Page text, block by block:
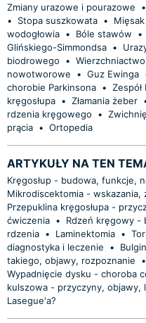
Zmiany urazowe i pourazowe •
•
Stopa suszkowata •
wodogłowia • Bóle stawów •
Glińskiego-Simmondsa •
biodrowego
• Wierzchniactwo
nowotworowe
• Guz Ewinga
chorobie Parkinsona •
kręgosłupa • Złamania żeber
rdzenia kręgowego
•
prącia • Ortopedia
ARTYKUŁY NA TEN
Kręgosłup - budowa, funkcje,
Mikrodiscektomia - wskazania,
Przepuklina kręgosłupa -
ćwiczenia •
Rdzeń kręgowy -
rdzenia • Laminektomia •
diagnostyka i leczenie
•
takiego, objawy, rozpoznanie
•
Wypadnięcie dysku - choroba
kulszowa - przyczyny, objawy,
Lasegue'a?